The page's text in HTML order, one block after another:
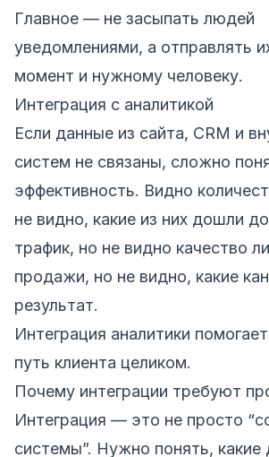
Главное — не засыпать людей
уведомлениями, а отправлять
момент и нужному человеку.
Интеграция с аналитикой
Если данные из сайта, CRM и
систем не связаны, сложно
эффективность. Видно
не видно, какие из них дошли
трафик, но не видно качество
продажи, но не видно, какие
результат.
Интеграция аналитики
путь клиента целиком.
Почему интеграции требуют
Интеграция — это не просто
системы”. Нужно понять, какие